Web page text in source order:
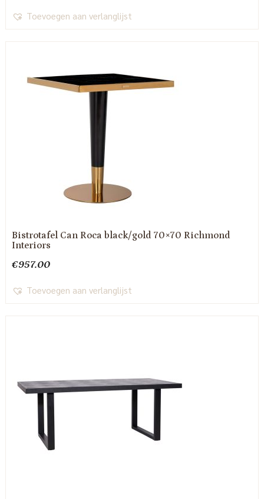
Toevoegen aan verlanglijst
Bistrotafel Can Roca black/gold 70×70 Richmond
Interiors
€957.00
Toevoegen aan verlanglijst